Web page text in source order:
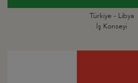
Türkiye - Libya
İş Konseyi